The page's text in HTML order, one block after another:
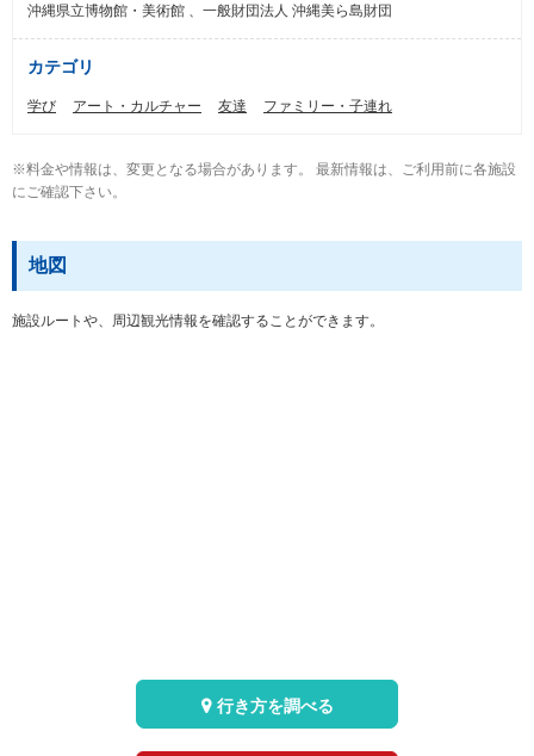
沖縄県立博物館・美術館 、一般財団法人 沖縄美ら島財団
カテゴリ
学び アート・カルチャー 友達 ファミリー・子連れ
※料金や情報は、変更となる場合があります。 最新情報は、ご利用前に各施設
にご確認下さい。
地図
施設ルートや、周辺観光情報を確認することができます。
行き方を調べる